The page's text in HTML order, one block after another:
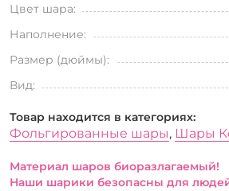
Цвет шара:
Наполнение:
Размер (дюймы):
Вид:
Товар находится в категориях:
Фольгированные шары, Шары
Материал шаров биоразлагаемый!
Наши шарики безопасны для